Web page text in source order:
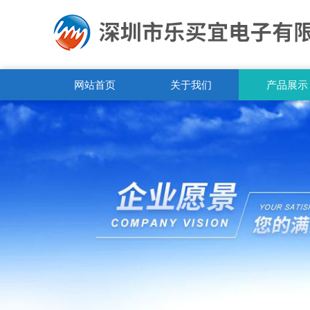
网站首页 关于我们 产品展示